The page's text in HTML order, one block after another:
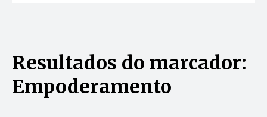
Resultados do marcador:
Empoderamento